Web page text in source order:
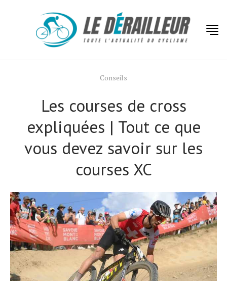
Conseils
Les courses de cross
expliquées | Tout ce que
vous devez savoir sur les
courses XC